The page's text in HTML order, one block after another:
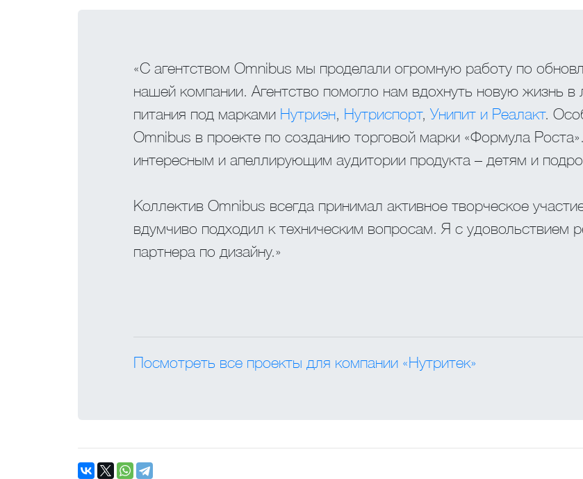
«С агентством Omnibus мы проделали огромную работу по
нашей компании. Агентство помогло нам вдохнуть новую жизнь в
питания под марками Нутриэн, Нутриспорт, Унипит и Реалакт.
Omnibus в проекте по созданию торговой марки «Формула Роста».
интересным и апеллирующим аудитории продукта – детям и
Коллектив Omnibus всегда принимал активное творческое
вдумчиво подходил к техническим вопросам. Я с удовольствием
партнера по дизайну.»
Посмотреть все проекты для компании «Нутритек»